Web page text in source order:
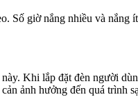
Số giờ nắng nhiều và nắng ít
Khi lắp đặt đèn người
ảnh hưởng đến quá trình